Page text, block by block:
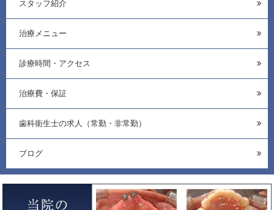
スタッフ紹介
治療メニュー
診療時間・アクセス
治療費・保証
歯科衛生士の求人（常勤・非常勤）
ブログ